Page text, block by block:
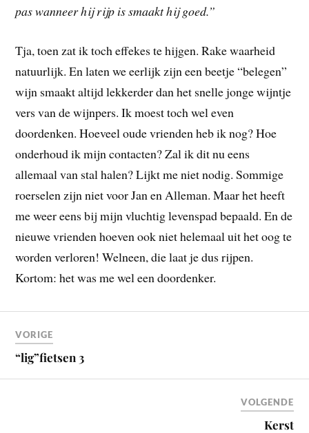
pas wanneer hij rijp is smaakt hij goed.”
Tja, toen zat ik toch effekes te hijgen. Rake waarheid
natuurlijk. En laten we eerlijk zijn een beetje “belegen”
wijn smaakt altijd lekkerder dan het snelle jonge wijntje
vers van de wijnpers. Ik moest toch wel even
doordenken. Hoeveel oude vrienden heb ik nog? Hoe
onderhoud ik mijn contacten? Zal ik dit nu eens
allemaal van stal halen? Lijkt me niet nodig. Sommige
roerselen zijn niet voor Jan en Alleman. Maar het heeft
me weer eens bij mijn vluchtig levenspad bepaald. En de
nieuwe vrienden hoeven ook niet helemaal uit het oog te
worden verloren! Welneen, die laat je dus rijpen.
Kortom: het was me wel een doordenker.
VORIGE
“lig”fietsen 3
VOLGENDE
Kerst